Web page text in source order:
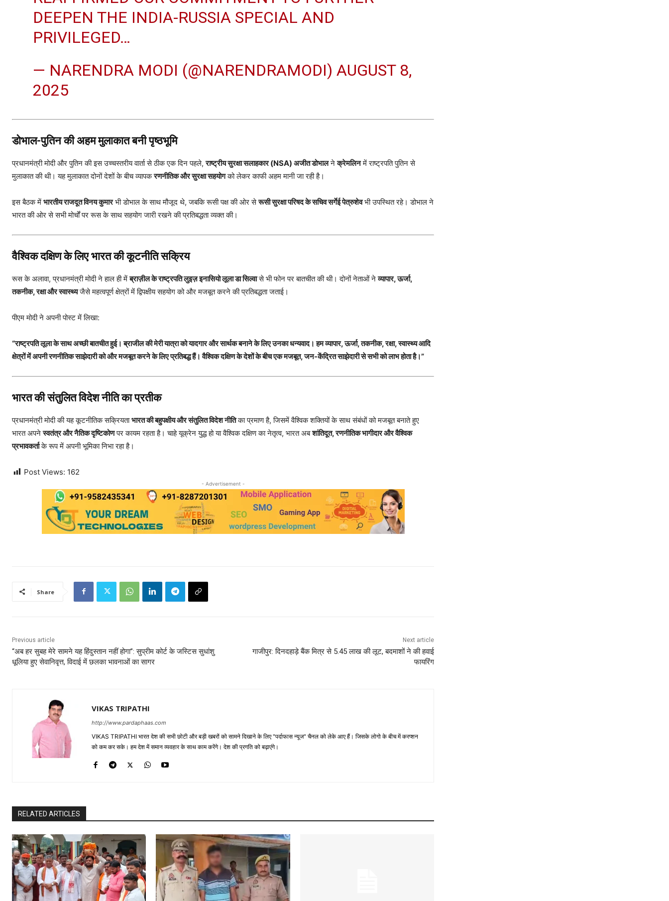
DEEPEN THE INDIA-RUSSIA SPECIAL AND
PRIVILEGED…
— NARENDRA MODI (@NARENDRAMODI)AUGUST 8,
2025
डोभाल-पुतिन की अहम मुलाकात बनी पृष्ठभूमि
प्रधानमंत्री मोदी और पुतिन की इस उच्चस्तरीय वार्ता से ठीक एक दिन पहले,राष्ट्रीय सुरक्षा सलाहकार (NSA) अजीत डोभालनेक्रेमलिनमें राष्ट्रपति पुतिन से
मुलाकात की थी। यह मुलाकात दोनों देशों के बीच व्यापकरणनीतिक और सुरक्षा सहयोगको लेकर काफी अहम मानी जा रही है।
इस बैठक में भारतीय राजदूत विनय कुमारभी डोभाल के साथ मौजूद थे, जबकि रूसी पक्ष की ओर सेरूसी सुरक्षा परिषद के सचिव सर्गेई पेत्रुशेवभी उपस्थित रहे। डोभाल ने
भारत की ओर से सभी मोर्चों पर रूस के साथ सहयोग जारी रखने की प्रतिबद्धता व्यक्त की।
वैश्विक दक्षिण के लिए भारत की कूटनीति सक्रिय
रूस के अलावा, प्रधानमंत्री मोदी ने हाल ही मेंब्राज़ील के राष्ट्रपति लुइज़ इनासियो लूला डा सिल्वासे भी फोन पर बातचीत की थी। दोनों नेताओं नेव्यापार, ऊर्जा,
तकनीक, रक्षा और स्वास्थ्यजैसे महत्वपूर्ण क्षेत्रों में द्विपक्षीय सहयोग को और मजबूत करने की प्रतिबद्धता जताई।
पीएम मोदी ने अपनी पोस्ट में लिखा:
“राष्ट्रपति लूला के साथ अच्छी बातचीत हुई। ब्राजील की मेरी यात्रा को यादगार और सार्थक बनाने के लिए उनका धन्यवाद। हम व्यापार, ऊर्जा, तकनीक, रक्षा, स्वास्थ्य आदि
क्षेत्रों में अपनी रणनीतिक साझेदारी को और मजबूत करने के लिए प्रतिबद्ध हैं। वैश्विक दक्षिण के देशों के बीच एक मजबूत, जन-केंद्रित साझेदारी से सभी को लाभ होता है।”
भारत की संतुलित विदेश नीति का प्रतीक
प्रधानमंत्री मोदी की यह कूटनीतिक सक्रियताभारत की बहुपक्षीय और संतुलित विदेश नीतिका प्रमाण है, जिसमें वैश्विक शक्तियों के साथ संबंधों को मजबूत बनाते हुए
भारत अपनेस्वतंत्र और नैतिक दृष्टिकोणपर कायम रहता है। चाहे यूक्रेन युद्ध हो या वैश्विक दक्षिण का नेतृत्व, भारत अबशांतिदूत, रणनीतिक भागीदार और वैश्विक
प्रभावकर्ताके रूप में अपनी भूमिका निभा रहा है।
Post Views: 162
- Advertisement -
Share
Previous article
“अब हर सुबह मेरे सामने यह हिंदुस्तान नहीं होगा”: सुप्रीम कोर्ट के जस्टिस सुधांशु
धूलिया हुए सेवानिवृत्त, विदाई में छलका भावनाओं का सागर
Next article
गाजीपुर: दिनदहाड़े बैंक मित्र से 5.45 लाख की लूट, बदमाशों ने की हवाई
फायरिंग
VIKAS TRIPATHI
http://www.pardaphaas.com
VIKAS TRIPATHI भारत देश की सभी छोटी और बड़ी खबरों को सामने दिखाने के लिए "पर्दाफास न्यूज" चैनल को लेके आए हैं। जिसके लोगो के बीच में करप्शन
को कम कर सके। हम देश में समान व्यवहार के साथ काम करेंगे। देश की प्रगति को बढ़ाएंगे।
RELATED ARTICLES